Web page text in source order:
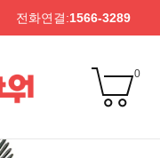
전화연결:1566-3289
0